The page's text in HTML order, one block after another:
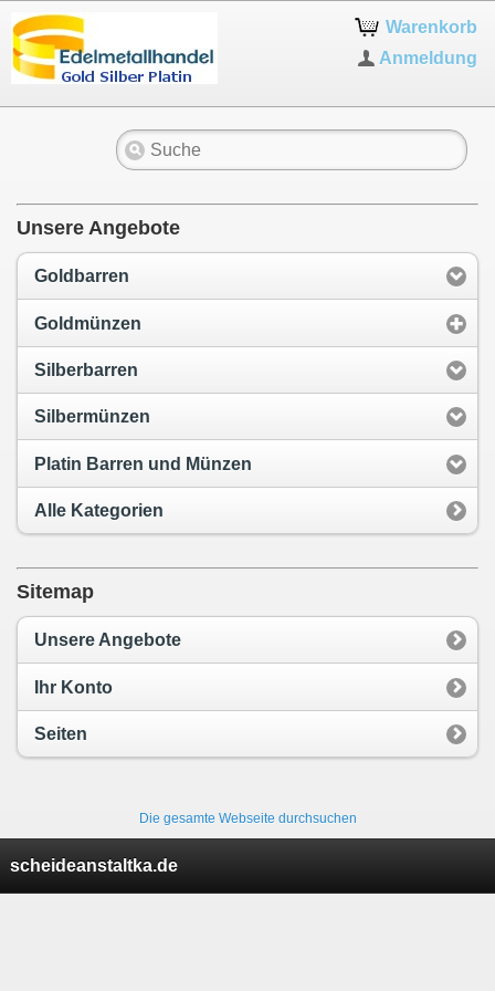
Warenkorb
Anmeldung
Unsere Angebote
Goldbarren
Goldmünzen
Silberbarren
Silbermünzen
Platin Barren und Münzen
Alle Kategorien
Sitemap
Unsere Angebote
Ihr Konto
Seiten
Die gesamte Webseite durchsuchen
scheideanstaltka.de